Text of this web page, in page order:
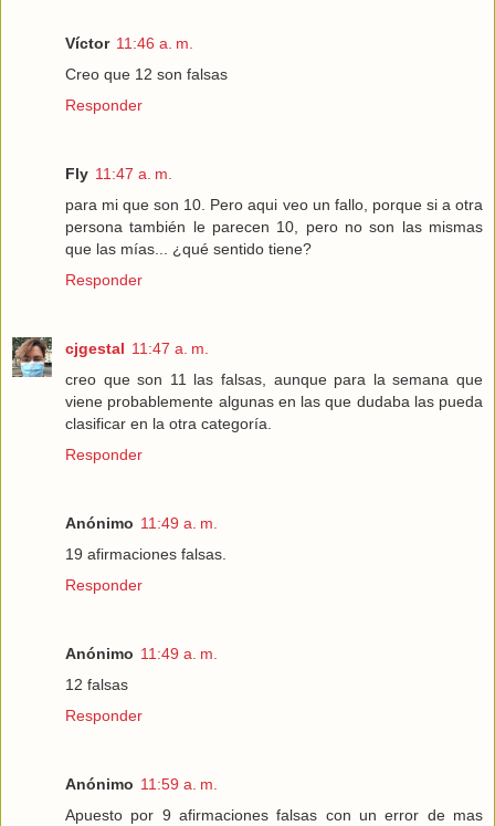
Víctor 11:46 a. m.
Creo que 12 son falsas
Responder
Fly 11:47 a. m.
para mi que son 10. Pero aqui veo un fallo, porque si a otra
persona también le parecen 10, pero no son las mismas
que las mías... ¿qué sentido tiene?
Responder
cjgestal 11:47 a. m.
creo que son 11 las falsas, aunque para la semana que
viene probablemente algunas en las que dudaba las pueda
clasificar en la otra categoría.
Responder
Anónimo 11:49 a. m.
19 afirmaciones falsas.
Responder
Anónimo 11:49 a. m.
12 falsas
Responder
Anónimo 11:59 a. m.
Apuesto por 9 afirmaciones falsas con un error de mas